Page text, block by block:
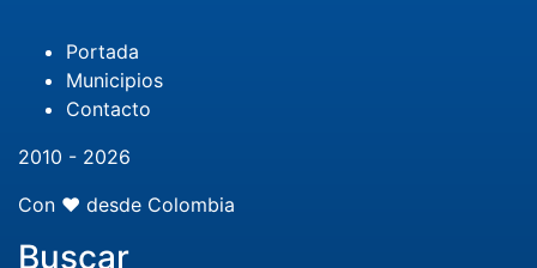
Portada
Municipios
Contacto
2010 - 2026
Con ❤️ desde Colombia
Buscar